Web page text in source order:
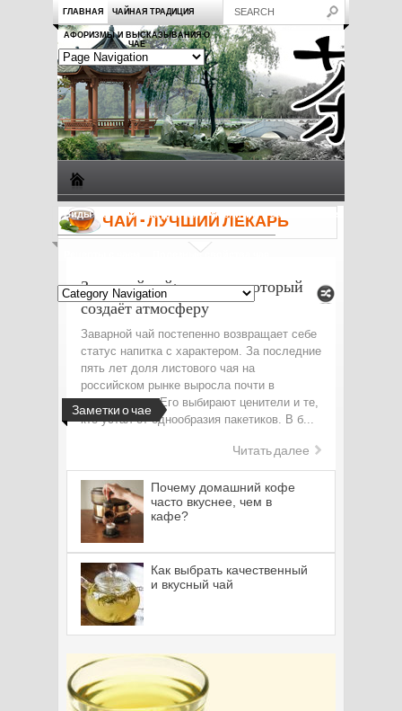
ГЛАВНАЯ ЧАЙНАЯ ТРАДИЦИЯ
АФОРИЗМЫ И ВЫСКАЗЫВАНИЯ О
ЧАЕ
Виды чая Посуда для чая Чаепитие Заметки о чае
Полезные свойства чая
ЧАЙ - ЛУЧШИЙ ЛЕКАРЬ
Заметки о чае
Заварной чай: напиток, который
создаёт атмосферу
Заварной чай постепенно возвращает себе
статус напитка с характером. За последние
пять лет доля листового чая на
российском рынке выросла почти в
полтора раза. Его выбирают ценители и те,
кто устал от однообразия пакетиков. В б...
Читать далее
Почему домашний кофе
часто вкуснее, чем в
кафе?
Как выбрать качественный
и вкусный чай